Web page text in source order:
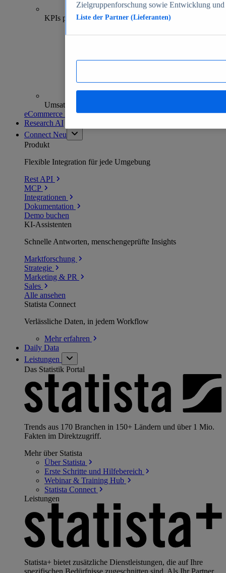
70+
KPIs pro Shop
Umsatzanalysen und -prognosen
eCommerce Insights entdecken
Research AI
Connect Neu
Produkt
Flexible Integration für jede Umgebung
Rest API
MCP
Integrationen
Dokumentation
Demo buchen
KI-Assistenten
Schnelle Antworten, menschengeprüfte Insights
Marktforschung
Strategie
Marketing & PR
Sales
Alle ansehen
Statista Connect
Verlässliche Daten, in jedem Workflow
Mehrerfahren
Daily Data
Leistungen
Das Statistik Portal
Trends aus 170 Branchen in 150+ Ländern und über 1 Mio.
Fakten im Direktzugriff.
Mehr über Statista
Über Statista
Erste Schritte und Hilfebereich
Webinar & Training Hub
Statista Connect
Leistungen
Statista+ bietet zusätzliche Dienstleistungen, die auf Ihre
spezifischen Bedürfnisse zugeschnitten sind. Als Ihr Partner
Zielgruppenforschung sowie Entwicklung
Liste der Partner (Lieferanten)